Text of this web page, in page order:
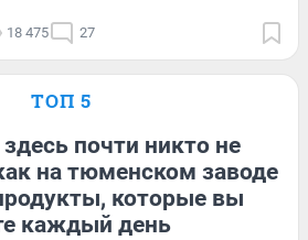
18 475 27
ТОП 5
почти никто не
на тюменском заводе
которые вы
каждый день